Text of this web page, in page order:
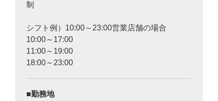
制
シフト例）10:00～23:00営業店舗の場合
10:00～17:00
11:00～19:00
18:00～23:00
勤務地